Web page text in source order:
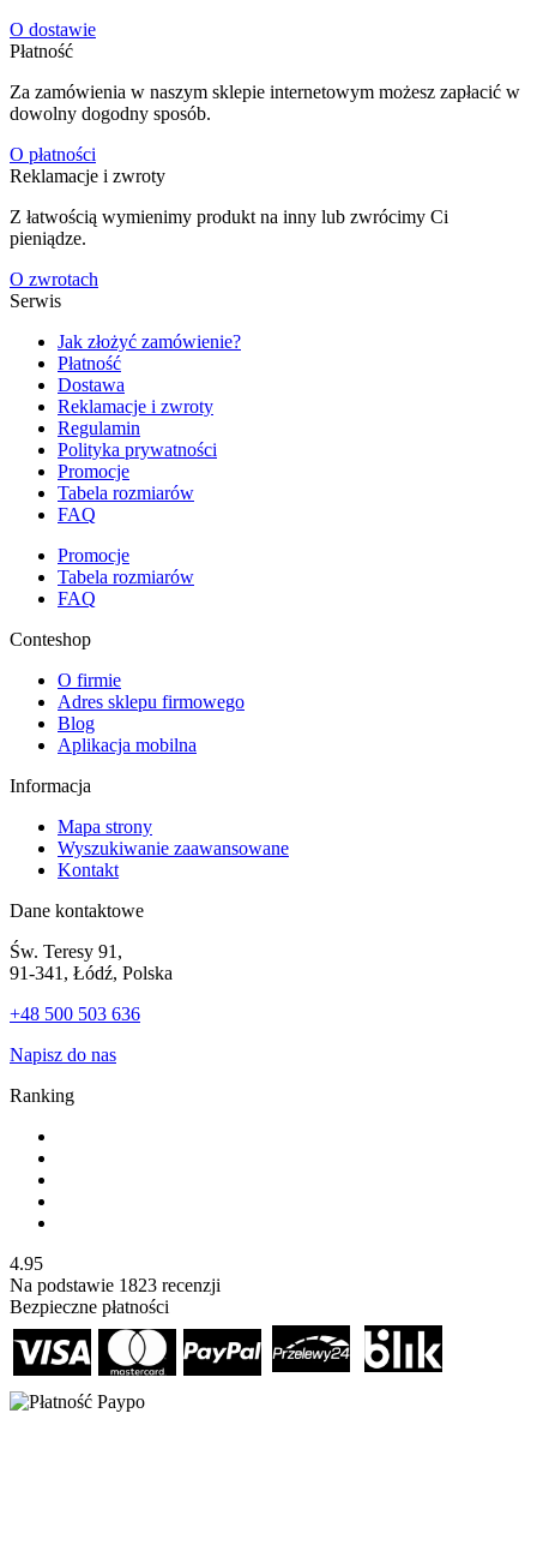
O dostawie
Płatność
Za zamówienia w naszym sklepie internetowym możesz zapłacić w
dowolny dogodny sposób.
O płatności
Reklamacje i zwroty
Z łatwością wymienimy produkt na inny lub zwrócimy Ci
pieniądze.
O zwrotach
Serwis
Jak złożyć zamówienie?
Płatność
Dostawa
Reklamacje i zwroty
Regulamin
Polityka prywatności
Promocje
Tabela rozmiarów
FAQ
Promocje
Tabela rozmiarów
FAQ
Conteshop
O firmie
Adres sklepu firmowego
Blog
Aplikacja mobilna
Informacja
Mapa strony
Wyszukiwanie zaawansowane
Kontakt
Dane kontaktowe
Św. Teresy 91,
91-341, Łódź, Polska
+48 500 503 636
Napisz do nas
Ranking
4.95
Na podstawie 1823 recenzji
Bezpieczne płatności